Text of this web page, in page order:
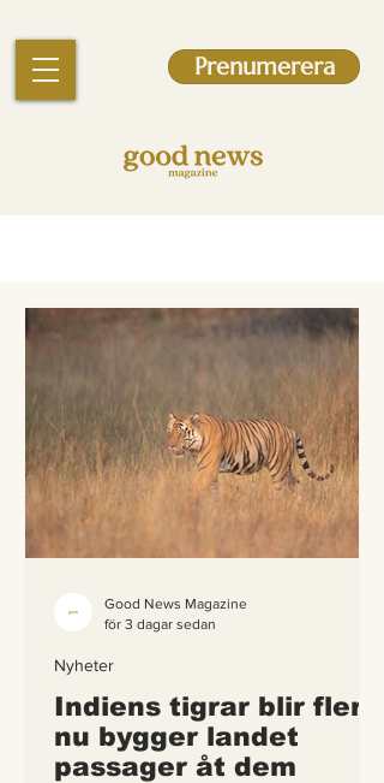
Prenumerera
Indiens tigrar blir fler –
nu bygger landet
passager åt dem
Nyheter
Good News Magazine
för 3 dagar sedan